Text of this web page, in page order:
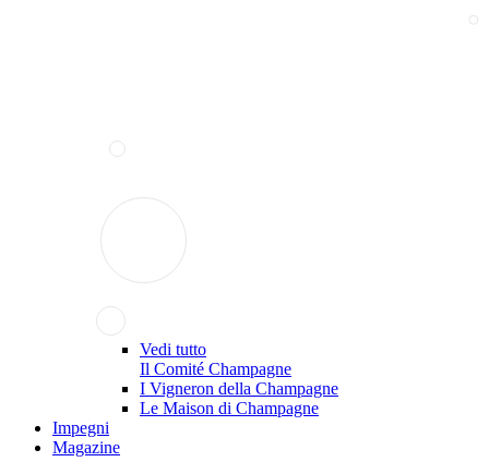
Vedi tutto
Il Comité Champagne
I Vigneron della Champagne
Le Maison di Champagne
Impegni
Magazine